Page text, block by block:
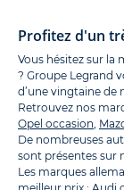
Profitez d'un
Vous hésitez sur la
? Groupe Legrand
d’une vingtaine de
Retrouvez nos
Opel occasion
De nombreuses
sont présentes sur
Les marques